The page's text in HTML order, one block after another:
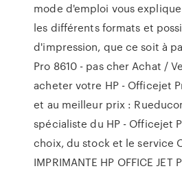
mode d'emploi vous
les différents formats et
d'impression, que ce soit à
Pro 8610 - pas cher Achat /
acheter votre HP - Officejet
et au meilleur prix :
spécialiste du HP - Officejet
choix, du stock et le service
IMPRIMANTE HP OFFICE JET